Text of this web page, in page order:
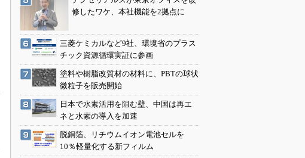
修したワケ、本社機能を2拠点に
三菱ケミカルなど9社、環境省のプラス
チック資源循環実証に参画
塗料や樹脂改質材の材料に、PBTの球状
微粒子を販売開始
日本で水素活用を阻む壁、中国は再エ
ネと水素の導入を加速
脱銅箔、リチウムイオン電池セルを
10％軽量化する新フィルム